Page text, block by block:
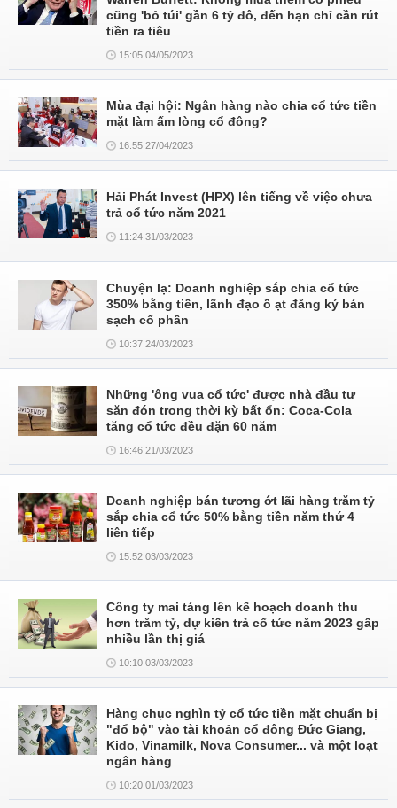
cũng 'bỏ túi' gần 6 tỷ đô, đến hạn chỉ cần rút
tiền ra tiêu
15:05 04/05/2023
Mùa đại hội: Ngân hàng nào chia cổ tức tiền
mặt làm ấm lòng cổ đông?
16:55 27/04/2023
Hải Phát Invest (HPX) lên tiếng về việc chưa
trả cổ tức năm 2021
11:24 31/03/2023
Chuyện lạ: Doanh nghiệp sắp chia cổ tức
350% bằng tiền, lãnh đạo ồ ạt đăng ký bán
sạch cổ phần
10:37 24/03/2023
Những 'ông vua cổ tức' được nhà đầu tư
săn đón trong thời kỳ bất ổn: Coca-Cola
tăng cổ tức đều đặn 60 năm
16:46 21/03/2023
Doanh nghiệp bán tương ớt lãi hàng trăm tỷ
sắp chia cổ tức 50% bằng tiền năm thứ 4
liên tiếp
15:52 03/03/2023
Công ty mai táng lên kế hoạch doanh thu
hơn trăm tỷ, dự kiến trả cổ tức năm 2023 gấp
nhiều lần thị giá
10:10 03/03/2023
Hàng chục nghìn tỷ cổ tức tiền mặt chuẩn bị
"đổ bộ" vào tài khoản cổ đông Đức Giang,
Kido, Vinamilk, Nova Consumer... và một loạt
ngân hàng
10:20 01/03/2023